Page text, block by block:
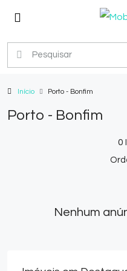
Início Porto - Bonfim
Porto - Bonfim
0
Nenhum